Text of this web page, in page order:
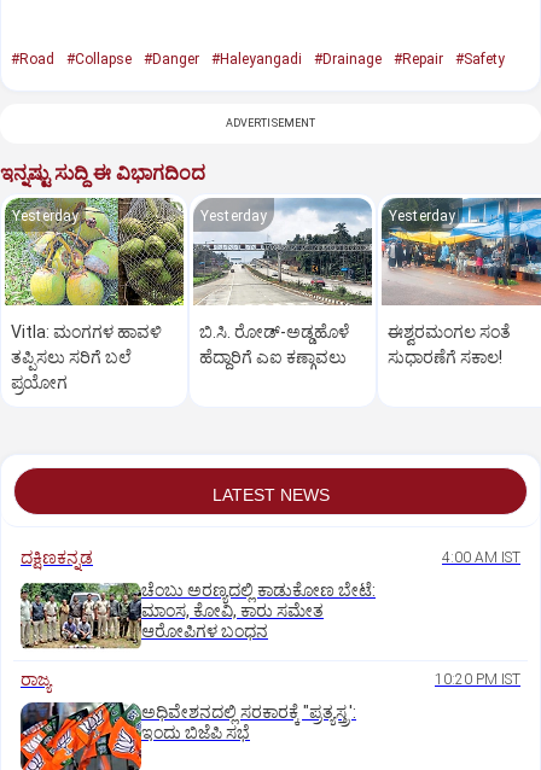
#Road #Collapse #Danger #Haleyangadi #Drainage #Repair #Safety
ADVERTISEMENT
ಇನ್ನಷ್ಟು ಸುದ್ದಿ ಈ ವಿಭಾಗದಿಂದ
Yesterday
Vitla: ಮಂಗಗಳ ಹಾವಳಿ
ತಪ್ಪಿಸಲು ಸರಿಗೆ ಬಲೆ
ಪ್ರಯೋಗ
Yesterday
ಬಿ.ಸಿ. ರೋಡ್‌-ಅಡ್ಡಹೊಳೆ
ಹೆದ್ದಾರಿಗೆ ಎಐ ಕಣ್ಗಾವಲು
Yesterday
ಈಶ್ವರಮಂಗಲ ಸಂತೆ
ಸುಧಾರಣೆಗೆ ಸಕಾಲ!
LATEST NEWS
ದಕ್ಷಿಣಕನ್ನಡ 4:00 AM IST
ಚೆಂಬು ಅರಣ್ಯದಲ್ಲಿ ಕಾಡುಕೋಣ ಬೇಟೆ:
ಮಾಂಸ, ಕೋವಿ, ಕಾರು ಸಮೇತ
ಆರೋಪಿಗಳ ಬಂಧನ
ರಾಜ್ಯ 10:20 PM IST
ಅಧಿವೇಶನದಲ್ಲಿ ಸರಕಾರಕ್ಕೆ "ಪ್ರತ್ಯಸ್ತ್ರ':
ಇಂದು ಬಿಜೆಪಿ ಸಭೆ